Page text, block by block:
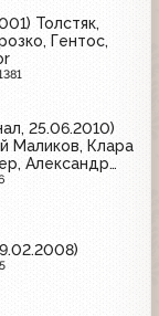
Толстяк,
Гентос,
25.06.2010)
Маликов, Клара
Александр